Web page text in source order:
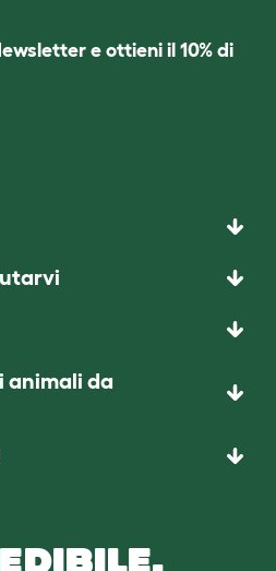
e ottieni il 10% di
animali da